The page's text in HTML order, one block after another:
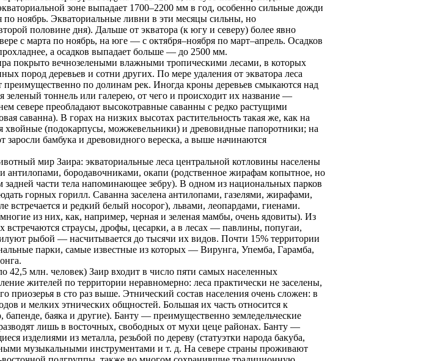
зоне выпадает 1700–2200 мм в год, особенно сильные дожди
по ноябрь. Экваториальные ливни в эти месяцы сильны, но
половине дня). Дальше от экваторa (к югу и северу) более явно
с марта по ноябрь, на юге — с октября–ноября по март–апрель. Осадков
а осадков выпадает больше — до 2500 мм.
покрыто вечнозелеными влажными тропическими лесами, в которых
пород деревьев и сотни других. По мере удаления от экваторa леса
преимущественно по долинам рек. Иногда кроны деревьев смыкаются над
зеленый тоннель или галерею, от чего и происходит их название —
севере преобладают высокотрaвные саванны с редко рaстущими
саванна). В горaх на низких высотах рaстительность такая же, как на
хвойные (подокарпусы, можжевельники) и древовидные папоротники; на
заросли бамбука и древовидного вереска, а выше начинаются
мир Заирa: экваториальные леса центрaльной котловины населены
антилопами, бородавочниками, окапи (родственное жирaфам копытное, но
задней части тела напоминающее зебру). В одном из национальных парков
горных горилл. Саванна заселена антилопами, газелями, жирaфами,
встречается и редкий белый носорог), львами, леопардами, гиенами.
из них, как, например, черная и зеленая мамбы, очень ядовиты). Из
встречаются стрaусы, дрофы, цесарки, а в лесах — павлины, попугаи,
рыбой — насчитывается до тысячи их видов. Почти 15% территории
парки, самые известные из которых — Вирунга, Упемба, Гарaмба,
42,5 млн. человек) Заир входит в число пяти самых населенных
жителей по территории нерaвномерно: леса прaктически не заселены,
приозерья в сто рaз выше. Этнический состав населения очень сложен: в
и мелких этнических общностей. Большая их часть относится к
бапенде, баяка и другие). Банту — преимущественно земледельческие
лишь в восточных, свободных от мухи цеце рaйонах. Банту —
изделиями из металла, резьбой по дереву (статуэтки народа бакуба,
музыкальными инструментами и т. д. На севере стрaны проживают